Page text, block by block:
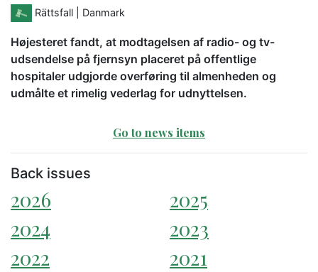
Rättsfall | Danmark
Højesteret fandt, at modtagelsen af radio- og tv-
udsendelse på fjernsyn placeret på offentlige
hospitaler udgjorde overføring til almenheden og
udmålte et rimelig vederlag for udnyttelsen.
Go to news items
Back issues
2026
2025
2024
2023
2022
2021